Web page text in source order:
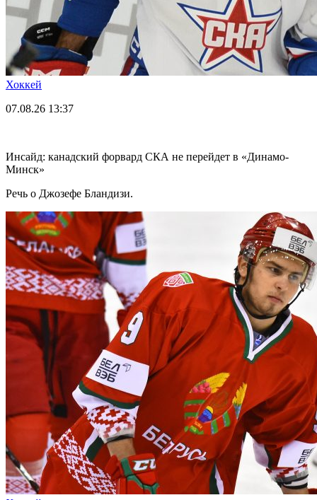
Хоккей
07.08.26 13:37
Инсайд: канадский форвард СКА не перейдет в «Динамо-
Минск»
Речь о Джозефе Бландизи.